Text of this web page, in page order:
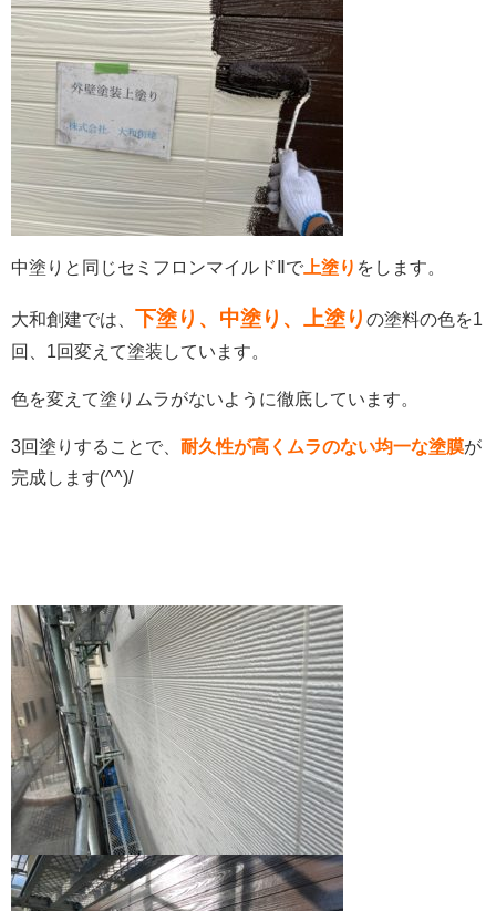
中塗りと同じセミフロンマイルドⅡで 上塗り をします。
大和創建では、 下塗り、中塗り、上塗り の塗料の色を1
回、1回変えて塗装しています。
色を変えて塗りムラがないように徹底しています。
3回塗りすることで、 耐久性が高くムラのない均一な塗膜が
完成します(^^)/